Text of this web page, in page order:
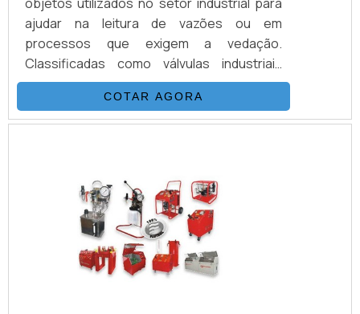
ajudar na leitura de vazões ou em
processos que exigem a vedação.
Classificadas como válvulas industriais
como ensaio de pressão, as válvulas
instrumentação são produzidas de acordo
com a norma ISO 5208, de modo a
ADICIONAIS SOBRE O PRODUTODito isso é
válido destacar, pelo menos, três modelos
de válvulas instrumentação oferecidos
pelo mercado..
COTAR AGORA